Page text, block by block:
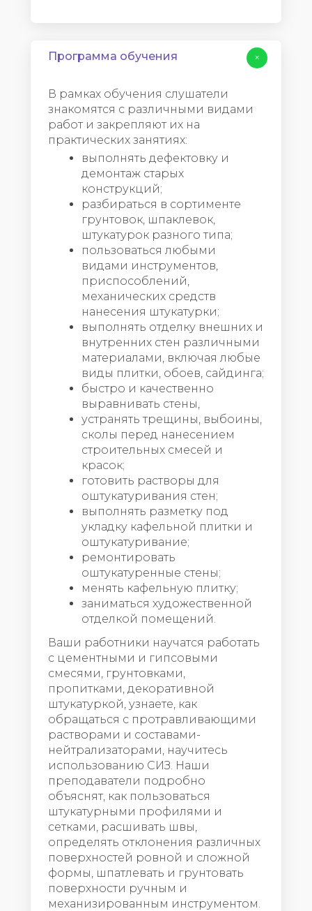
Программа обучения
В рамках обучения слушатели
знакомятся с различными видами
работ и закрепляют их на
практических занятиях:
выполнять дефектовку и
демонтаж старых
конструкций;
разбираться в сортименте
грунтовок, шпаклевок,
штукатурок разного типа;
пользоваться любыми
видами инструментов,
приспособлений,
механических средств
нанесения штукатурки;
выполнять отделку внешних и
внутренних стен различными
материалами, включая любые
виды плитки, обоев, сайдинга;
быстро и качественно
выравнивать стены,
устранять трещины, выбоины,
сколы перед нанесением
строительных смесей и
красок;
готовить растворы для
оштукатуривания стен;
выполнять разметку под
укладку кафельной плитки и
оштукатуривание;
ремонтировать
оштукатуренные стены;
менять кафельную плитку;
заниматься художественной
отделкой помещений.
Ваши работники научатся работать
с цементными и гипсовыми
смесями, грунтовками,
пропитками, декоративной
штукатуркой, узнаете, как
обращаться с протравливающими
растворами и составами-
нейтрализаторами, научитесь
использованию СИЗ. Наши
преподаватели подробно
объяснят, как пользоваться
штукатурными профилями и
сетками, расшивать швы,
определять отклонения различных
поверхностей ровной и сложной
формы, шпатлевать и грунтовать
поверхности ручным и
механизированным инструментом.
+